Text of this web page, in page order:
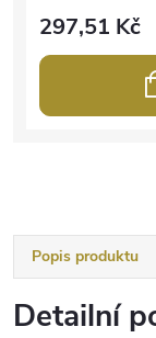
297,51 Kč
Popis produktu
Detailní